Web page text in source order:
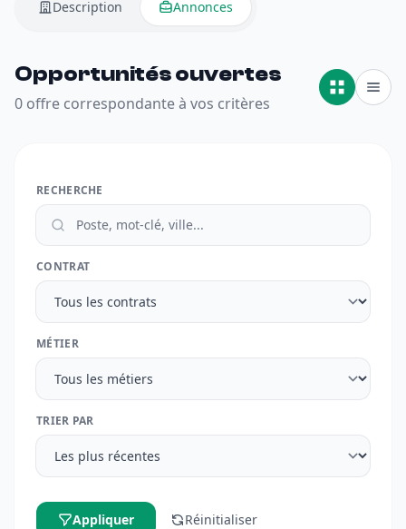
Description Annonces
Opportunités ouvertes
0 offre correspondante à vos critères
RECHERCHE
CONTRAT
MÉTIER
TRIER PAR
Appliquer Réinitialiser